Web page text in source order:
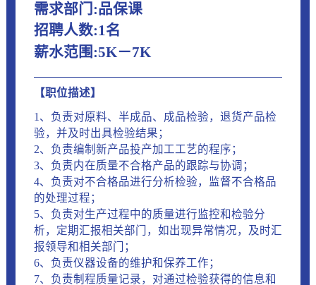
需求部门:品保课
招聘人数:1名
薪水范围:5K－7K
【职位描述】
1、负责对原料、半成品、成品检验，退货产品检
验，并及时出具检验结果；
2、负责编制新产品投产加工工艺的程序；
3、负责内在质量不合格产品的跟踪与协调；
4、负责对不合格品进行分析检验，监督不合格品
的处理过程；
5、负责对生产过程中的质量进行监控和检验分
析，定期汇报相关部门，如出现异常情况，及时汇
报领导和相关部门；
6、负责仪器设备的维护和保养工作；
7、负责制程质量记录，对通过检验获得的信息和